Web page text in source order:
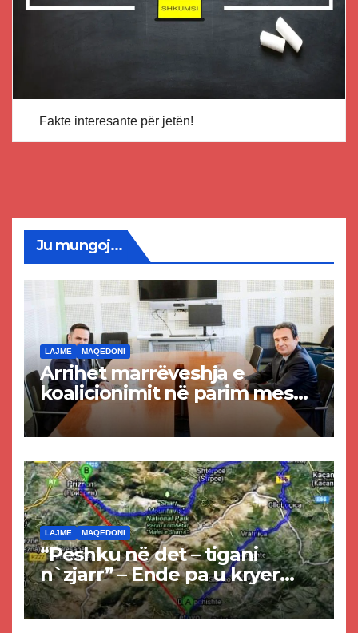
Fakte interesante për jetën!
Ju mungoj...
LAJME MAQEDONI
Arrihet marrëveshja e
koalicionimit në parim mes
Kurtit dhe Abdixhikut
LAJME MAQEDONI
“Peshku në det – tigani
n`zjarr” – Ende pa u kryer
projekti i tunelit, komuna e
Tetovës nis punimet për